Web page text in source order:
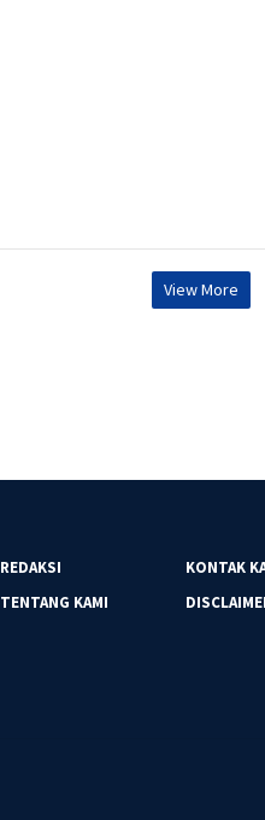
View More
REDAKSI
KONTAK
TENTANG KAMI